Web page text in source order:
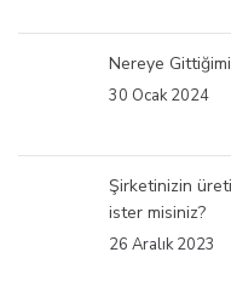
Nereye
30 Ocak 2024
Şirketinizin
ister misiniz?
26 Aralık 2023